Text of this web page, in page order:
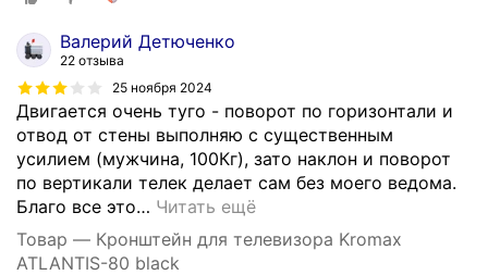
Валерий Детюченко
22 отзыва
25 ноября 2024
Двигается очень туго - поворот по горизонтали и
отвод от стены выполняю с существенным
усилием (мужчина, 100Кг), зато наклон и поворот
по вертикали телек делает сам без моего ведома.
Благо все это… Читать ещё
Товар — Кронштейн для телевизора Kromax
ATLANTIS-80 black